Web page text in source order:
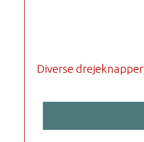
Diverse drejeknapper